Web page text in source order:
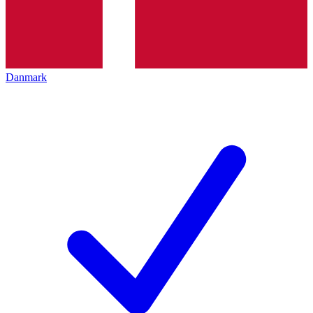
Danmark